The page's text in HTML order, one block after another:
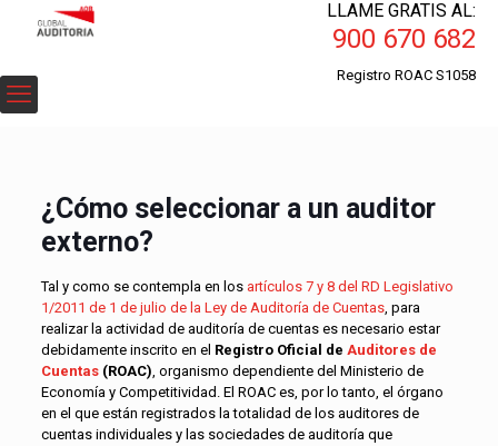
LLAME GRATIS AL:
900 670 682
Registro ROAC S1058
¿Cómo seleccionar a un auditor
externo?
Tal y como se contempla en losartículos 7 y 8 del RD Legislativo
1/2011 de 1 de julio de la Ley de Auditoría de Cuentas, para
realizar la actividad de auditoría de cuentas es necesario estar
debidamente inscrito en el Registro Oficial de Auditores de
Cuentas(ROAC), organismo dependiente del Ministerio de
Economía y Competitividad. El ROAC es, por lo tanto, el órgano
en el que están registrados la totalidad de los auditores de
cuentas individuales y las sociedades de auditoría que